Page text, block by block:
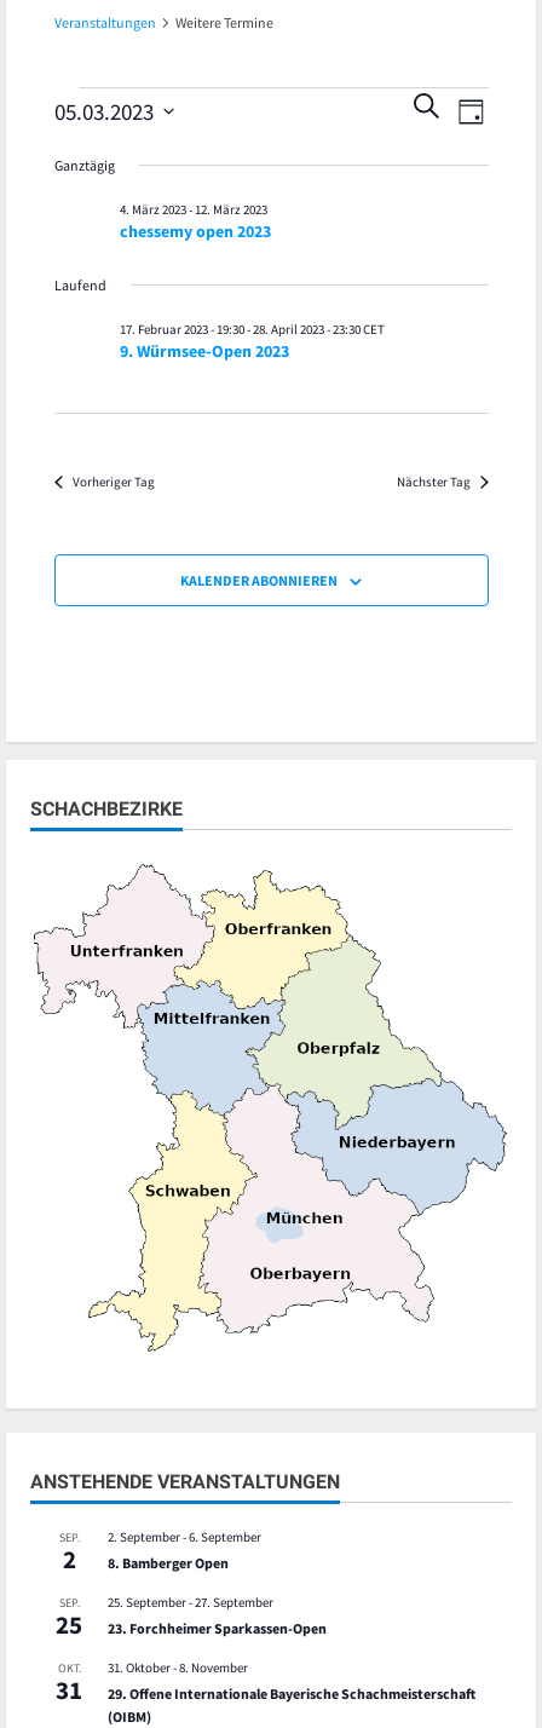
Veranstaltungen Weitere Termine
Veranstaltungen
für
2023
Suche
SUCHE
TAG
05.03.2023
wählen.
Ganztägig
chessemy open 2023
4. März 2023- 12. März 2023
Laufend
9. Würmsee-Open 2023
17. Februar 2023 - 19:30-28. April 2023 - 23:30CET
Vorheriger Tag Nächster Tag
KALENDER ABONNIEREN
SCHACHBEZIRKE
ANSTEHENDE VERANSTALTUNGEN
SEP.
2
2. September-6. September
8. Bamberger Open
SEP.
25
25. September-27. September
23. Forchheimer Sparkassen-Open
OKT.
31
31. Oktober-8. November
29. Offene Internationale Bayerische Schachmeisterschaft
(OIBM)